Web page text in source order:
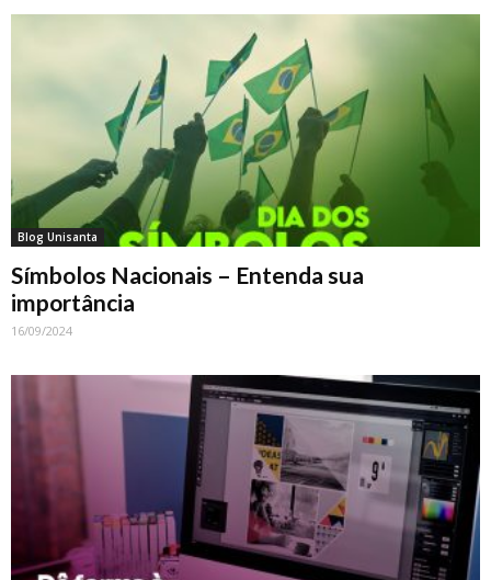
Blog Unisanta
Símbolos Nacionais – Entenda sua
importância
16/09/2024